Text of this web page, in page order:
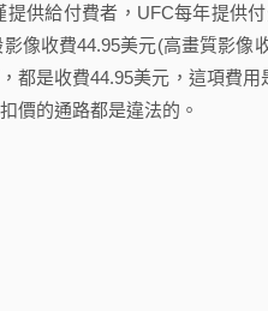
提供給付費者，UFC每年提供
像收費44.95美元(高畫質影
都是收費44.95美元，這項費
價的通路都是違法的。